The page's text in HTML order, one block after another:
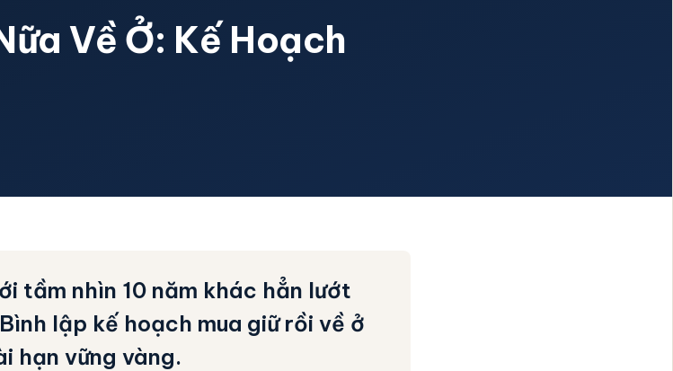
Về Ở: Kế Hoạch
tầm nhìn 10 năm khác hẳn lướt
lập kế hoạch mua giữ rồi về ở
hạn vững vàng.